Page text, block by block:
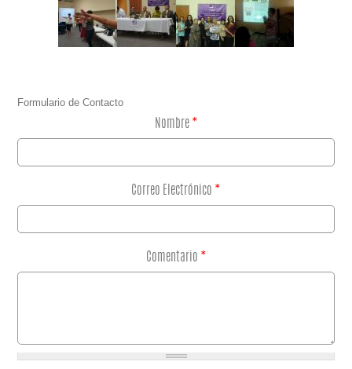
Formulario de Contacto
Nombre *
Correo Electrónico *
Comentario *